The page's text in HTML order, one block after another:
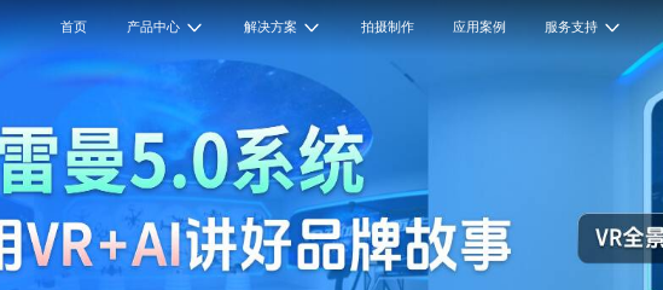
首页 产品中心 解决方案 拍摄制作 应用案例 服务支持